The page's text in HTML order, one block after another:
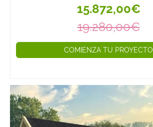
15.872,00€
19.280,00€
COMIENZA TU PROYECTO